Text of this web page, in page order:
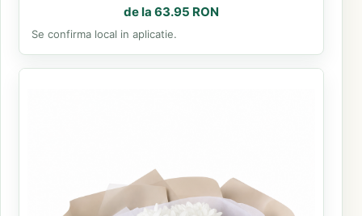
de la 63.95 RON
Se confirma local in aplicatie.